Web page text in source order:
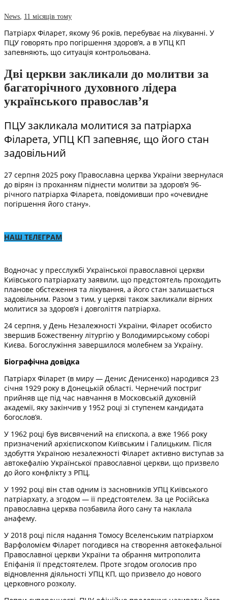
News 11 місяців тому
Патріарх Філарет, якому 96 років, перебуває на лікуванні. У
ПЦУ говорять про погіршення здоров’я, а в УПЦ КП
запевняють, що ситуація контрольована.
Дві церкви закликали до молитви за
багаторічного духовного лідера
українського православ’я
ПЦУ закликала молитися за патріарха
Філарета, УПЦ КП запевняє, що його стан
задовільний
27 серпня 2025 року Православна церква України звернулася
до вірян із проханням піднести молитви за здоров’я 96-
річного патріарха Філарета, повідомивши про «очевидне
погіршення його стану».
НАШ ТЕЛЕГРАМ
Водночас у пресслужбі Української православної церкви
Київського патріархату заявили, що предстоятель проходить
планове обстеження та лікування, а його стан залишається
задовільним. Разом з тим, у церкві також закликали вірних
молитися за здоров’я і довголіття патріарха.
24 серпня, у День Незалежності України, Філарет особисто
звершив Божественну літургію у Володимирському соборі
Києва. Богослужіння завершилося молебнем за Україну.
Біографічна довідка
Патріарх Філарет (в миру — Денис Денисенко) народився 23
січня 1929 року в Донецькій області. Чернечий постриг
прийняв ще під час навчання в Московській духовній
академії, яку закінчив у 1952 році зі ступенем кандидата
богослов’я.
У 1962 році був висвячений на єпископа, а вже 1966 року
призначений архієпископом Київським і Галицьким. Після
здобуття Україною незалежності Філарет активно виступав за
автокефалію Української православної церкви, що призвело
до його конфлікту з РПЦ.
У 1992 році він став одним із засновників УПЦ Київського
патріархату, а згодом — її предстоятелем. За це Російська
православна церква позбавила його сану та наклала
анафему.
У 2018 році після надання Томосу Вселенським патріархом
Варфоломієм Філарет погодився на створення автокефальної
Православної церкви України та обрання митрополита
Епіфанія її предстоятелем. Проте згодом оголосив про
відновлення діяльності УПЦ КП, що призвело до нового
церковного розколу.